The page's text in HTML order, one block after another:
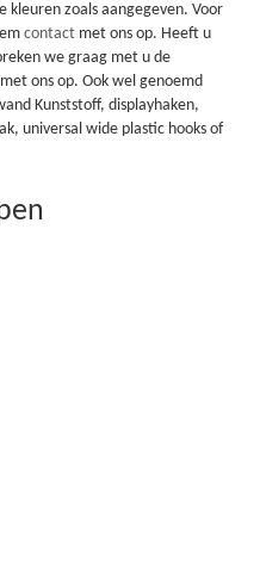
zoals aangegeven. Voor
contact met ons op. Heeft u
we graag met u de
met ons op. Ook wel genoemd
Kunststoff, displayhaken,
universal wide plastic hooks of